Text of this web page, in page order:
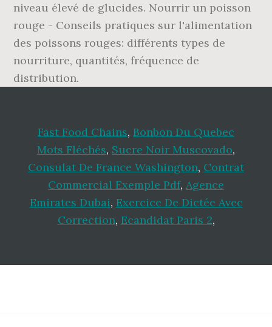
niveau élevé de glucides. Nourrir un poisson
rouge - Conseils pratiques sur l'alimentation
des poissons rouges: différents types de
nourriture, quantités, fréquence de
distribution.
Fast Food Chains, Bonbon Du Quebec
Mots Fléchés, Sucre Noir Muscovado,
Consulat De France Washington, Contrat
Commercial Exemple Pdf, Agence
Emirates Dubai, Exercice De Dictée Avec
Correction, Ecandidat Paris 2,